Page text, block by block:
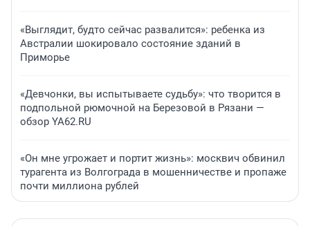
«Выглядит, будто сейчас развалится»: ребенка из
Австралии шокировало состояние зданий в
Приморье
«Девчонки, вы испытываете судьбу»: что творится в
подпольной рюмочной на Березовой в Рязани —
обзор YA62.RU
«Он мне угрожает и портит жизнь»: москвич обвинил
турагента из Волгограда в мошенничестве и пропаже
почти миллиона рублей